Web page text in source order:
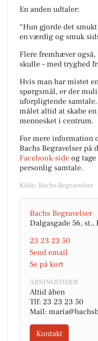
En anden udtaler:
“Hun gjorde det
en værdig og smuk
Flere fremhæver
skulle – med tryghed
Hvis man har mistet
spørgsmål, er der
uforpligtende samtale.
målet altid at skabe
mennesket i centrum.
For mere information
Bachs Begravelser på
Facebook-side og
personlig samtale.
Kilde: Bachs Begravelser
Bachs Begravelser
Dalgasgade 56, st.,
23 23 23 50
Send email
Se på kort
ÅBNINGSTIDER
Altid åben
Tlf: 23 23 23 50
Mail:
Kontakt